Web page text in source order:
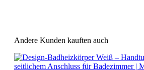
Andere Kunden kauften auch